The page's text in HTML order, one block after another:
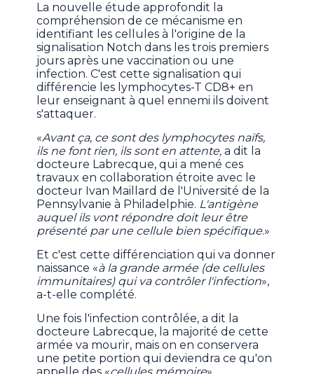
La nouvelle étude approfondit la
compréhension de ce mécanisme en
identifiant les cellules à l'origine de la
signalisation Notch dans les trois premiers
jours après une vaccination ou une
infection. C'est cette signalisation qui
différencie les lymphocytes-T CD8+ en
leur enseignant à quel ennemi ils doivent
s'attaquer.
«Avant ça, ce sont des lymphocytes naïfs,
ils ne font rien, ils sont en attente, a dit la
docteure Labrecque, qui a mené ces
travaux en collaboration étroite avec le
docteur Ivan Maillard de l'Université de la
Pennsylvanie à Philadelphie. L'antigène
auquel ils vont répondre doit leur être
présenté par une cellule bien spécifique.»
Et c'est cette différenciation qui va donner
naissance «à la grande armée (de cellules
immunitaires) qui va contrôler l'infection»,
a-t-elle complété.
Une fois l'infection contrôlée, a dit la
docteure Labrecque, la majorité de cette
armée va mourir, mais on en conservera
une petite portion qui deviendra ce qu'on